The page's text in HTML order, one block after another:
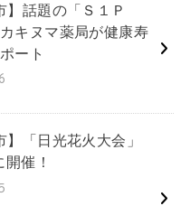
】話題の「Ｓ１Ｐ
キヌマ薬局が健康寿
ート
】「日光花火大会」
催！